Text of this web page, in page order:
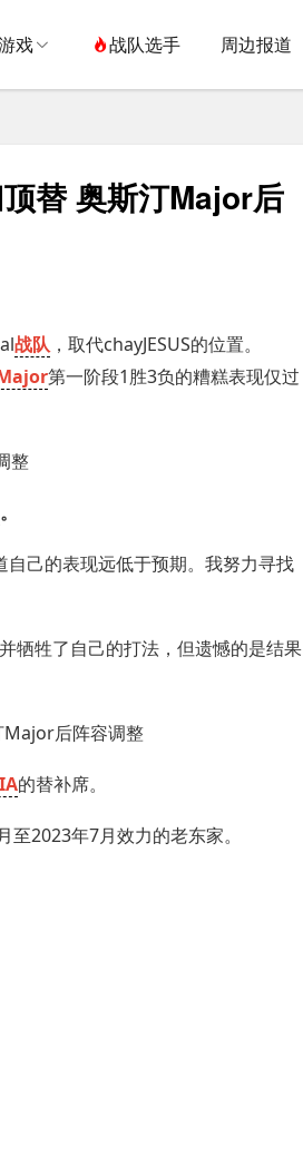
戏 战队选手 周边报道
替 奥斯汀Major后
战队 ，取代chayJESUS的位置。
第一阶段1胜3负的糟糕表现仅过
。
自己的表现远低于预期。我努力寻找
牺牲了自己的打法，但遗憾的是结果
的替补席。
2023年7月效力的老东家。